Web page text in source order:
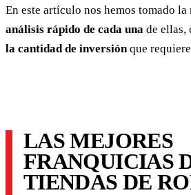
En este artículo nos hemos tomado
análisis rápido de cada una de ellas,
la cantidad de inversiónque
LAS MEJORES
FRANQUICIAS
TIENDAS DE